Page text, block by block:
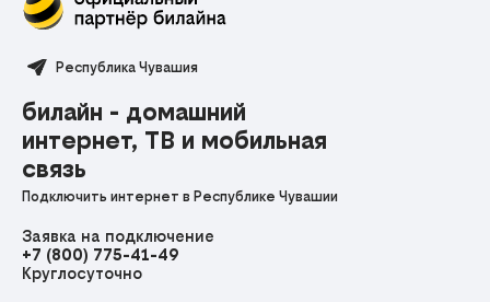
Республика Чувашия
билайн - домашний
интернет, ТВ и мобильная
связь
Подключить интернет в Республике Чувашии
Заявка на подключение
+7 (800) 775-41-49
Круглосуточно